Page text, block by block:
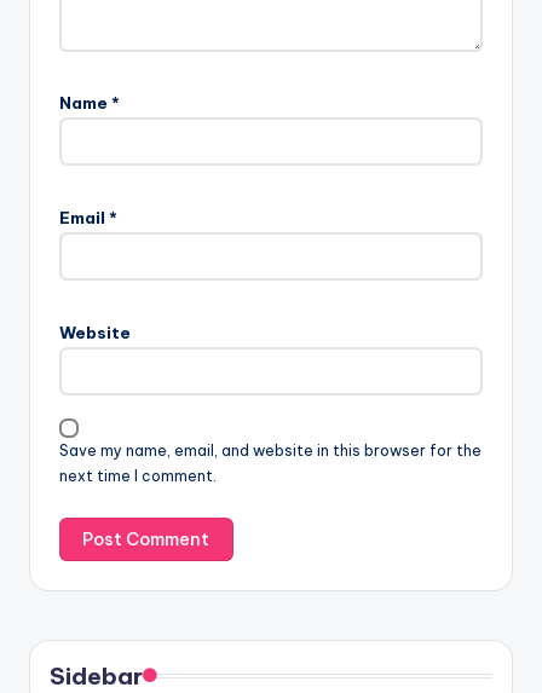
Name *
Email *
Website
Save my name, email, and website in this browser for the
next time I comment.
Sidebar